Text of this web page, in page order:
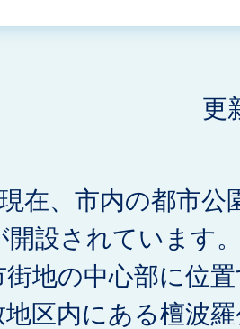
更
在、市内の都市公
開設されています
地の中心部に位
区内にある檀波